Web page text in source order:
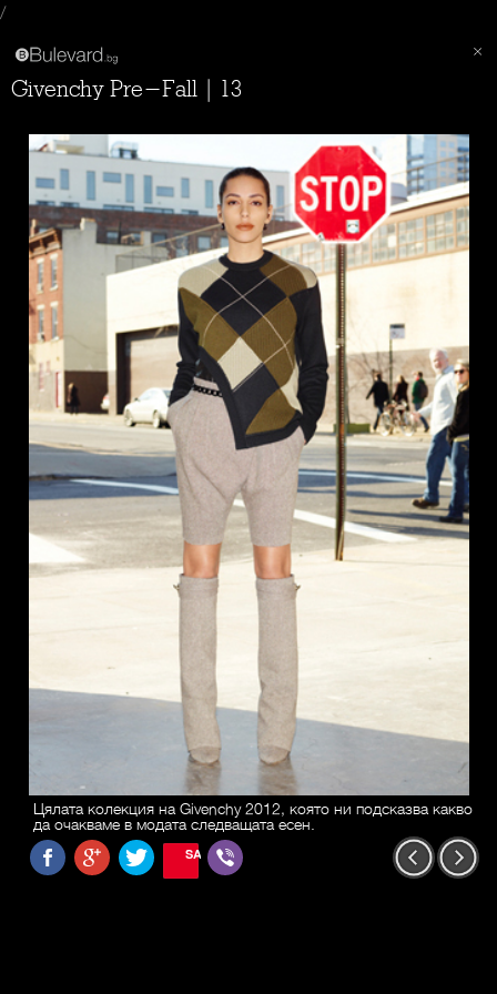
/
Givenchy Pre-Fall | 13
Цялата колекция на Givenchy 2012, която ни подсказва какво
да очакваме в модата следващата есен.
SAVE